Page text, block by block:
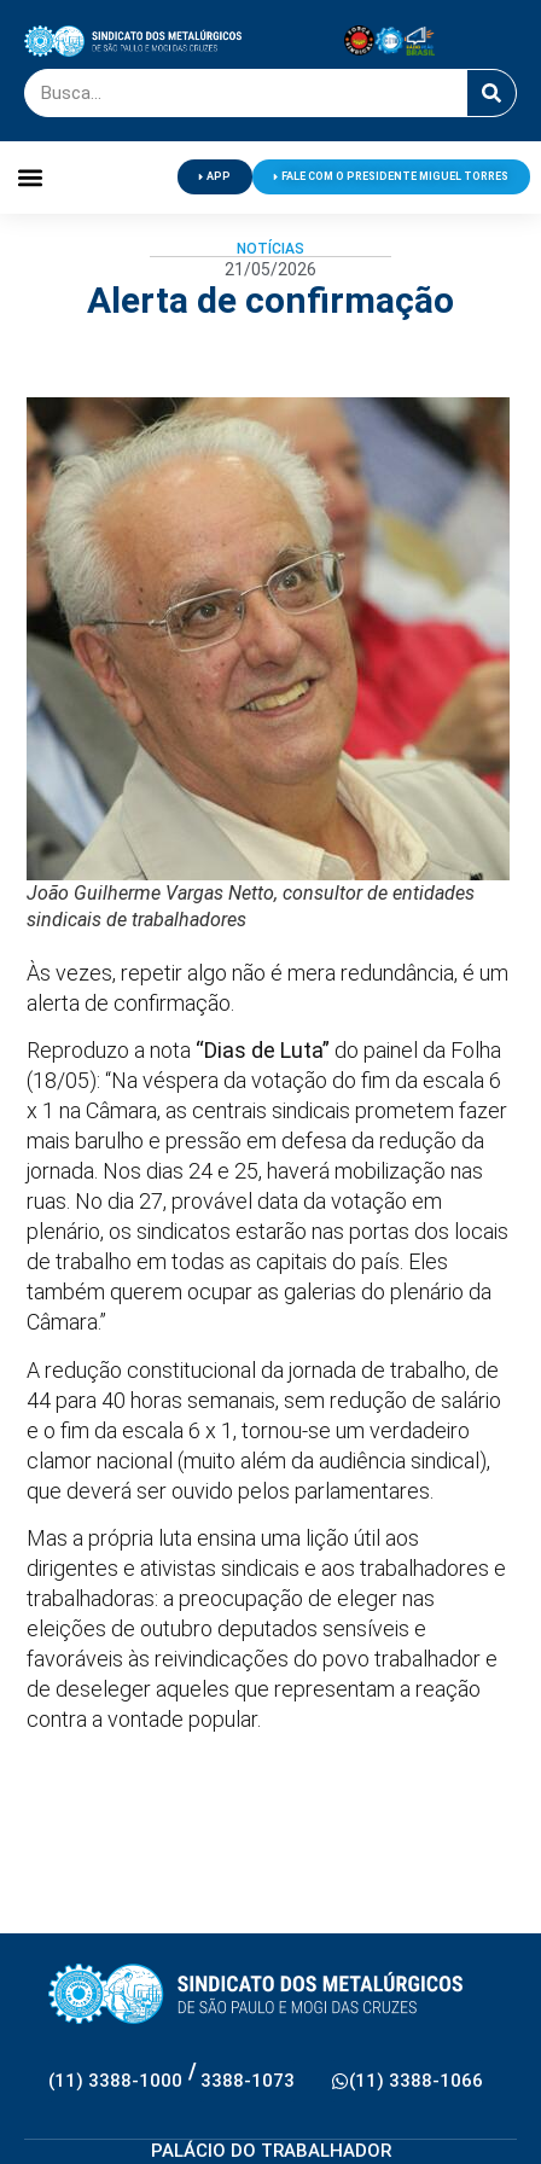
APP FALE COM O PRESIDENTE MIGUEL TORRES
NOTÍCIAS
21/05/2026
Alerta de confirmação
João Guilherme Vargas Netto, consultor de entidades
sindicais de trabalhadores
Às vezes, repetir algo não é mera redundância, é um
alerta de confirmação.
Reproduzo a nota “Dias de Luta” do painel da Folha
(18/05): “Na véspera da votação do fim da escala 6
x 1 na Câmara, as centrais sindicais prometem fazer
mais barulho e pressão em defesa da redução da
jornada. Nos dias 24 e 25, haverá mobilização nas
ruas. No dia 27, provável data da votação em
plenário, os sindicatos estarão nas portas dos locais
de trabalho em todas as capitais do país. Eles
também querem ocupar as galerias do plenário da
Câmara.”
A redução constitucional da jornada de trabalho, de
44 para 40 horas semanais, sem redução de salário
e o fim da escala 6 x 1, tornou-se um verdadeiro
clamor nacional (muito além da audiência sindical),
que deverá ser ouvido pelos parlamentares.
Mas a própria luta ensina uma lição útil aos
dirigentes e ativistas sindicais e aos trabalhadores e
trabalhadoras: a preocupação de eleger nas
eleições de outubro deputados sensíveis e
favoráveis às reivindicações do povo trabalhador e
de deseleger aqueles que representam a reação
contra a vontade popular.
(11) 3388-1000 / 3388-1073 (11) 3388-1066
PALÁCIO DO TRABALHADOR